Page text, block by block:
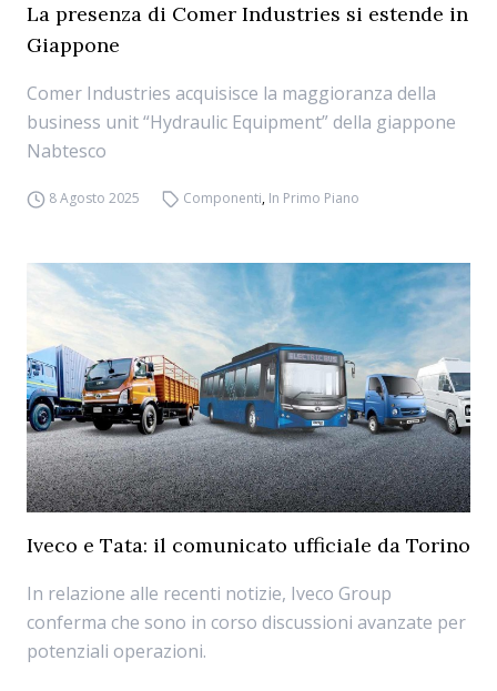
La presenza di Comer Industries si estende in
Giappone
Comer Industries acquisisce la maggioranza della
business unit “Hydraulic Equipment” della giappone
Nabtesco
8 Agosto 2025 Componenti, In Primo Piano
Iveco e Tata: il comunicato ufficiale da Torino
In relazione alle recenti notizie, Iveco Group
conferma che sono in corso discussioni avanzate per
potenziali operazioni.